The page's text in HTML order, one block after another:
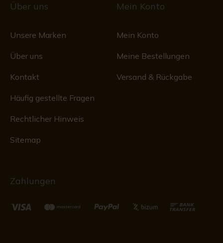
Über uns
Unsere Marken
Über uns
Kontakt
Häufig gestellte Fragen
Rechtlicher Hinweis
Sitemap
Mein Konto
Mein Konto
Meine Bestellungen
Versand & Rückgabe
Zahlungen